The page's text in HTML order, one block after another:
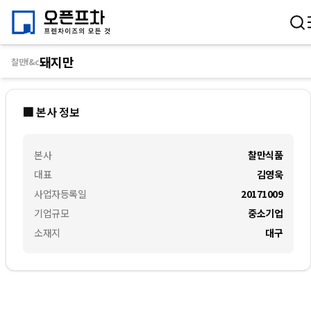
🏢 본사 정보
본사
대표
사업자등록일
기업규모
소재지
찰만식품
김영욱
20171009
중소기업
대구
찰만f&c돼지만